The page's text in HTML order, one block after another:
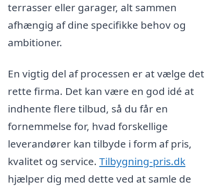
terrasser eller garager, alt sammen
afhængig af dine specifikke behov og
ambitioner.
En vigtig del af processen er at vælge det
rette firma. Det kan være en god idé at
indhente flere tilbud, så du får en
fornemmelse for, hvad forskellige
leverandører kan tilbyde i form af pris,
kvalitet og service. Tilbygning-pris.dk
hjælper dig med dette ved at samle de